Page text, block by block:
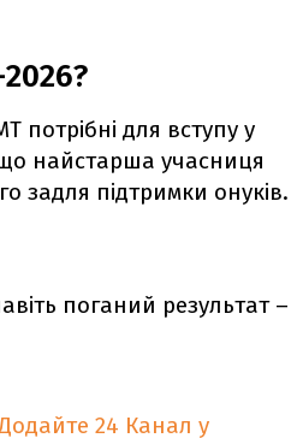
потрібні для вступу у
найстарша учасниця
задля підтримки онуків.
поганий результат –
24 Канал у